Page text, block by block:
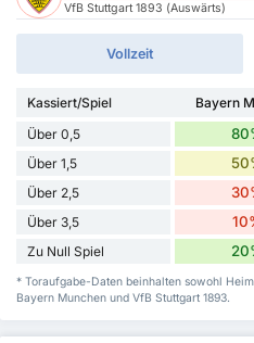
VfB Stuttgart 1893 (Auswärts)
Vollzeit
Kassiert/Spiel Bayern
Über 0,5
Über 1,5
Über 2,5
Über 3,5
Zu Null Spiel
* Toraufgabe-Daten beinhalten sowohl
Bayern Munchen und VfB Stuttgart 1893.